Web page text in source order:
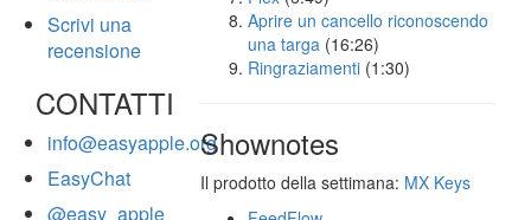
Scrivi una
recensione
CONTATTI
info@easyapple.org
EasyChat
@easy_apple
Aprire un cancello riconoscendo
una targa (16:26)
Ringraziamenti (1:30)
Shownotes
Il prodotto della settimana: MX Keys